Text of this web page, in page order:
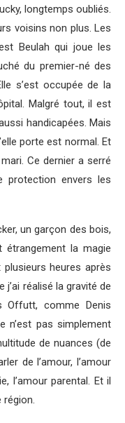
longtemps oubliés.
voisins non plus. Les
Beulah qui joue les
du premier-né des
s’est occupée de la
Malgré tout, il est
handicapées. Mais
porte est normal. Et
Ce dernier a serré
protection envers les
un garçon des bois,
la magie
heures après
j’ai réalisé la gravité de
Offutt, comme Denis
n’est pas simplement
de nuances (de
de l’amour, l’amour
l’amour parental. Et il